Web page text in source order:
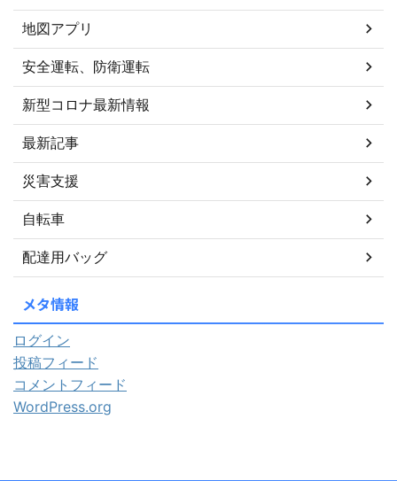
地図アプリ
安全運転、防衛運転
新型コロナ最新情報
最新記事
災害支援
自転車
配達用バッグ
メタ情報
ログイン
投稿フィード
コメントフィード
WordPress.org